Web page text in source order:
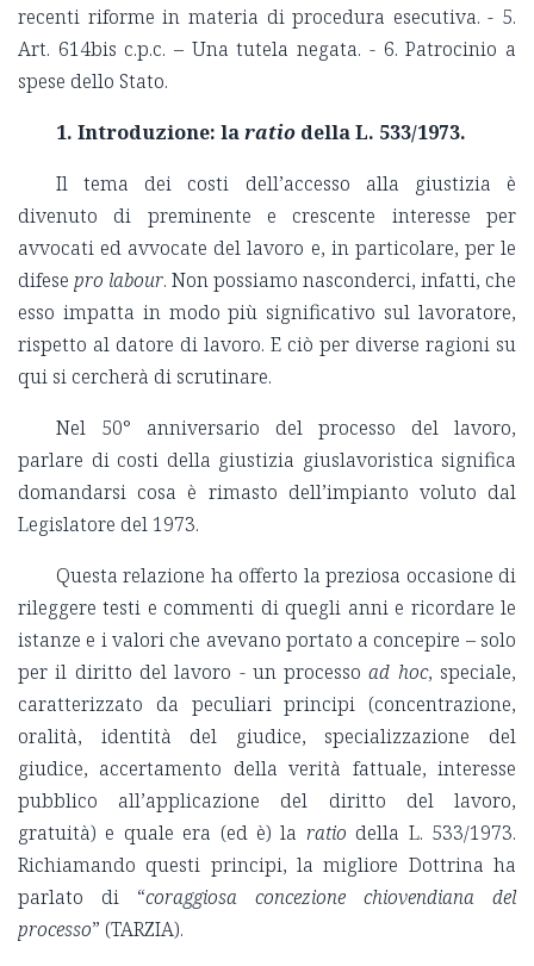
recenti riforme in materia di procedura esecutiva. - 5.
Art. 614bis c.p.c. – Una tutela negata. - 6. Patrocinio a
spese dello Stato.
1. Introduzione: laratio della L. 533/1973.
Il tema dei costi dell’accesso alla giustizia è
divenuto di preminente e crescente interesse per
avvocati ed avvocate del lavoro e, in particolare, per le
difese pro labour. Non possiamo nasconderci, infatti, che
esso impatta in modo più significativo sul lavoratore,
rispetto al datore di lavoro. E ciò per diverse ragioni su
qui si cercherà di scrutinare.
Nel 50° anniversario del processo del lavoro,
parlare di costi della giustizia giuslavoristica significa
domandarsi cosa è rimasto dell’impianto voluto dal
Legislatore del 1973.
Questa relazione ha offerto la preziosa occasione di
rileggere testi e commenti di quegli anni e ricordare le
istanze e i valori che avevano portato a concepire – solo
per il diritto del lavoro - un processoad hoc, speciale,
caratterizzato da peculiari principi (concentrazione,
oralità, identità del giudice, specializzazione del
giudice, accertamento della verità fattuale, interesse
pubblico all’applicazione del diritto del lavoro,
gratuità) e quale era (ed è) la ratio della L. 533/1973.
Richiamando questi principi, la migliore Dottrina ha
parlato di “coraggiosa concezione chiovendiana del
processo” (TARZIA).